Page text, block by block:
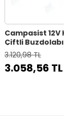
Campasist 12V
Çiftli
Fanı
3.120,98 TL
3.058,56 TL